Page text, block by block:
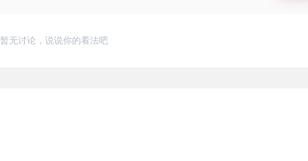
暂无讨论，说说你的看法吧